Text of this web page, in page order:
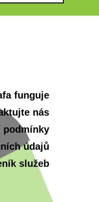
funguje
nás
podmínky
údajů
služeb